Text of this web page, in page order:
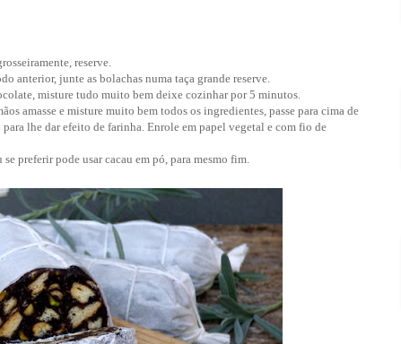
, reserve.
anterior, junte as bolachas numa taça grande reserve.
misture tudo muito bem deixe cozinhar por 5 minutos.
amasse e misture muito bem todos os ingredientes, passe para cima de
lhe dar efeito de farinha. Enrole em papel vegetal e com fio de
preferir pode usar cacau em pó, para mesmo fim.